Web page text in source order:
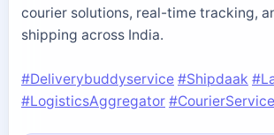
courier solutions, real-time tracking,
shipping across India.
#Deliverybuddyservice #Shipdaak
#LogisticsAggregator